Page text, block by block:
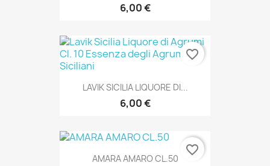
6,00 €
LAVIK SICILIA LIQUORE DI...
6,00 €
favorite_border
AMARA AMARO CL.50
favorite_border